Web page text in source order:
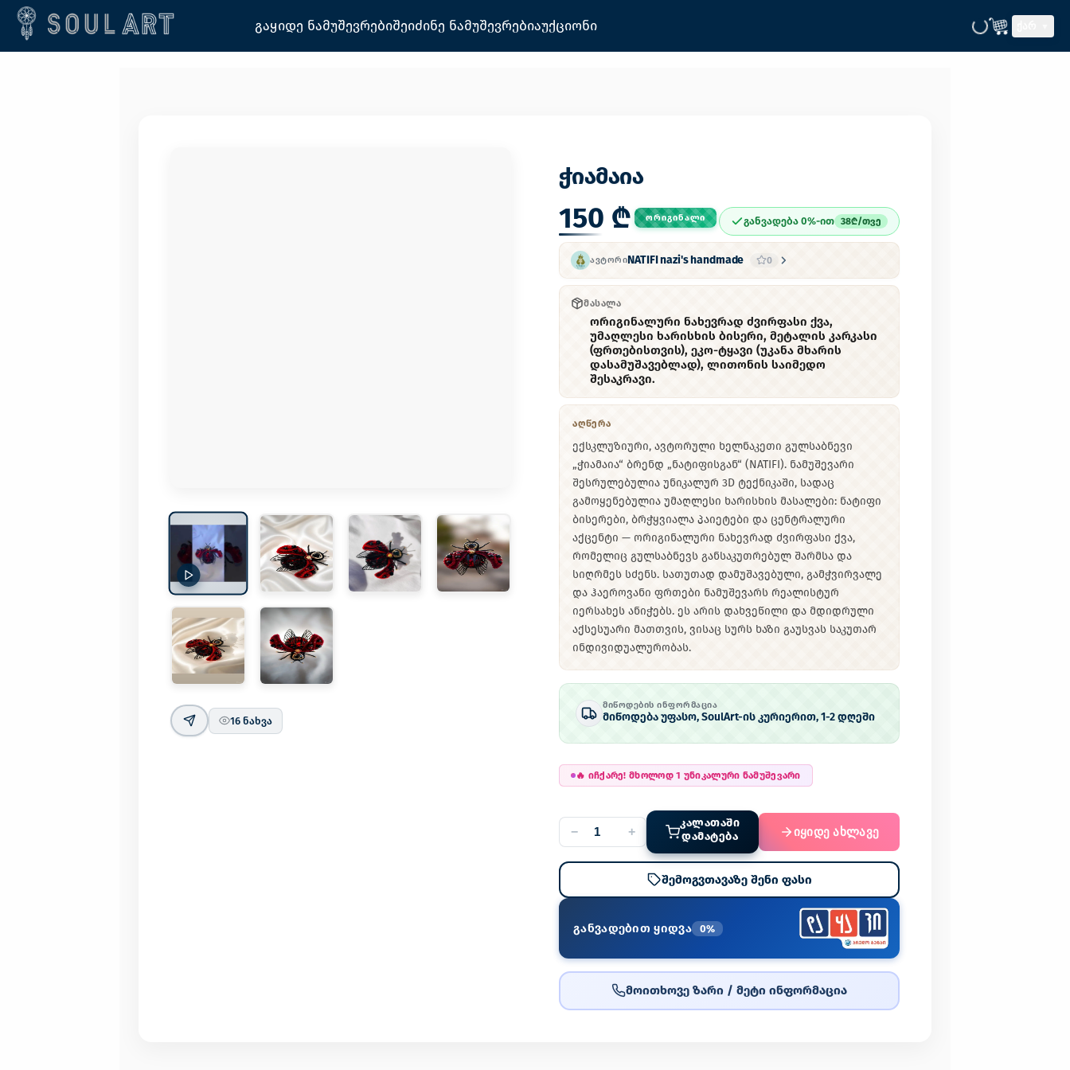
გაყიდე ნამუშევრებიშეიძინე ნამუშევრებიაუქციონი
16 ნახვა
ჭიამაია
150 ₾ ᲝᲠᲘᲒᲘᲜᲐᲚᲘ განვადება 0%-ით 38₾/თვე
ᲐᲕᲢᲝᲠᲘNATIFI nazi's handmade 0
ᲛᲐᲡᲐᲚᲐ
ორიგინალური ნახევრად ძვირფასი ქვა,
უმაღლესი ხარისხის ბისერი, მეტალის კარკასი
(ფრთებისთვის), ეკო-ტყავი (უკანა მხარის
დასამუშავებლად), ლითონის საიმედო
შესაკრავი.
ᲐᲦᲬᲔᲠᲐ
ექსკლუზიური, ავტორული ხელნაკეთი გულსაბნევი
„ჭიამაია“ ბრენდ „ნატიფისგან“ (NATIFI). ნამუშევარი
შესრულებულია უნიკალურ 3D ტექნიკაში, სადაც
გამოყენებულია უმაღლესი ხარისხის მასალები: ნატიფი
ბისერები, ბრჭყვიალა პაიეტები და ცენტრალური
აქცენტი — ორიგინალური ნახევრად ძვირფასი ქვა,
რომელიც გულსაბნევს განსაკუთრებულ შარმსა და
სიღრმეს სძენს. სათუთად დამუშავებული, გამჭვირვალე
და ჰაეროვანი ფრთები ნამუშევარს რეალისტურ
იერსახეს ანიჭებს. ეს არის დახვეწილი და მდიდრული
აქსესუარი მათთვის, ვისაც სურს ხაზი გაუსვას საკუთარ
ინდივიდუალურობას.
ᲛᲘᲬᲝᲓᲔᲑᲘᲡ ᲘᲜᲤᲝᲠᲛᲐᲪᲘᲐ
მიწოდება უფასო, SoulArt-ის კურიერით, 1-2 დღეში
🔥 იჩქარე! მხოლოდ 1 უნიკალური ნამუშევარი
− +
ᲙᲐᲚᲐᲗᲐᲨᲘ
ᲓᲐᲛᲐᲢᲔᲑᲐ
იყიდე ახლავე
შემოგვთავაზე შენი ფასი
განვადებით ყიდვა 0%
მოითხოვე ზარი / მეტი ინფორმაცია